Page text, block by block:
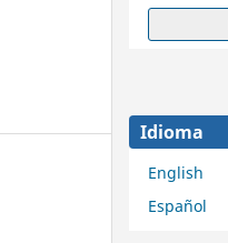
Idioma
English
Español